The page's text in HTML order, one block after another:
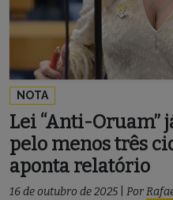
NOTA
Lei “Anti-Oruam”
pelo menos três
aponta relatório
16 de outubro de 2025 Por